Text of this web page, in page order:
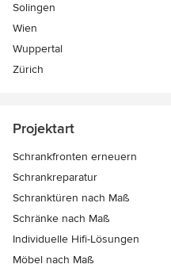
Solingen
Wien
Wuppertal
Zürich
Projektart
Schrankfronten erneuern
Schrankreparatur
Schranktüren nach Maß
Schränke nach Maß
Individuelle Hifi-Lösungen
Möbel nach Maß